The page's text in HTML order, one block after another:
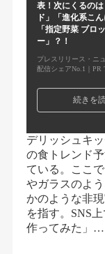
表！次にくるの
ド」「進化系こん
「指定野菜 ブロ
ー」？！
プレスリリース・ニ
配信シェアNo.1｜PR
続きを
デリッシュキ
の食トレンド
ている。ここ
やガラスのよ
かのような非
を指す。SNS
作ってみた」…